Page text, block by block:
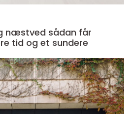
sådan får
tid og et sundere